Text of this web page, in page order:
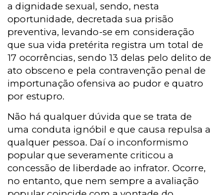
a dignidade sexual, sendo, nesta
oportunidade, decretada sua prisão
preventiva, levando-se em consideração
que sua vida pretérita registra um total de
17 ocorrências, sendo 13 delas pelo delito de
ato obsceno e pela contravenção penal de
importunação ofensiva ao pudor e quatro
por estupro.
Não há qualquer dúvida que se trata de
uma conduta ignóbil e que causa repulsa a
qualquer pessoa. Daí o inconformismo
popular que severamente criticou a
concessão de liberdade ao infrator. Ocorre,
no entanto, que nem sempre a avaliação